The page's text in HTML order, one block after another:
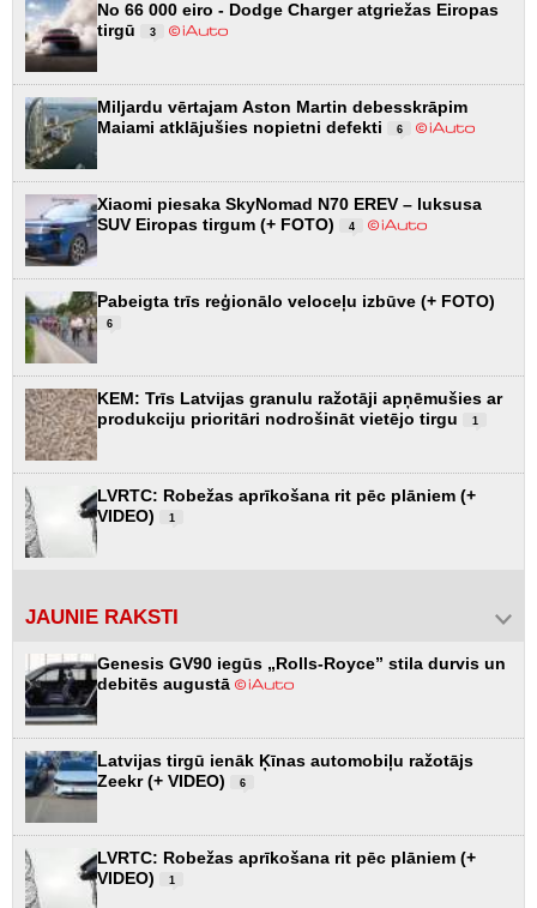
No 66 000 eiro - Dodge Charger atgriežas Eiropas
tirgū
3
Miljardu vērtajam Aston Martin debesskrāpim
Maiami atklājušies nopietni defekti
6
Xiaomi piesaka SkyNomad N70 EREV – luksusa
SUV Eiropas tirgum (+ FOTO)
4
Pabeigta trīs reģionālo veloceļu izbūve (+ FOTO)
6
KEM: Trīs Latvijas granulu ražotāji apņēmušies ar
produkciju prioritāri nodrošināt vietējo tirgu
1
LVRTC: Robežas aprīkošana rit pēc plāniem (+
VIDEO)
1
JAUNIE RAKSTI
Genesis GV90 iegūs „Rolls-Royce” stila durvis un
debitēs augustā
Latvijas tirgū ienāk Ķīnas automobiļu ražotājs
Zeekr (+ VIDEO)
6
LVRTC: Robežas aprīkošana rit pēc plāniem (+
VIDEO)
1